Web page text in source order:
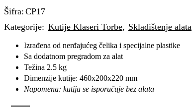
Šifra: CP17
Kategorije: Kutije Klaseri Torbe, Skladištenje alata
Izrađena od nerđajućeg čelika i specijalne plastike
Sa dodatnom pregradom za alat
Težina 2.5 kg
Dimenzije kutije: 460x200x220 mm
Napomena: kutija se isporučuje bez alata